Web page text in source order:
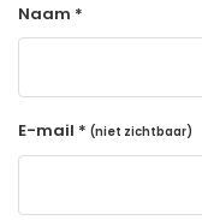
Naam *
E-mail * (niet zichtbaar)